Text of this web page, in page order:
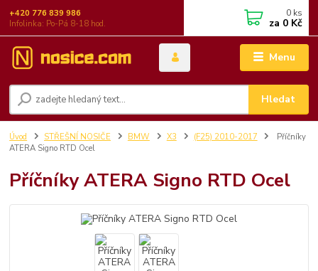
Menu
Hledat
+420 776 839 986
Infolinka: Po-Pá 8-18 hod.
0 ks
za 0 Kč
Úvod STŘEŠNÍ NOSIČE BMW X3 (F25) 2010-2017
Příčníky
ATERA Signo RTD Ocel
Příčníky ATERA Signo RTD Ocel